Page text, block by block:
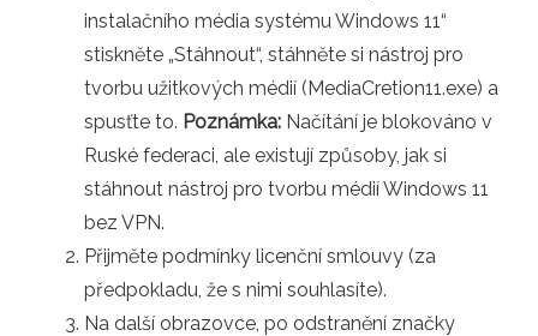
instalačního média systému Windows 11“
stiskněte „Stáhnout“, stáhněte si nástroj pro
tvorbu užitkových médií (MediaCretion11.exe) a
spusťte to. Poznámka: Načítání je blokováno v
Ruské federaci, ale existují způsoby, jak si
stáhnout nástroj pro tvorbu médií Windows 11
bez VPN.
Přijměte podmínky licenční smlouvy (za
předpokladu, že s nimi souhlasíte).
Na další obrazovce, po odstranění značky